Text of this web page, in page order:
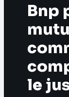
Éducation &
Marketing
Bnp
le